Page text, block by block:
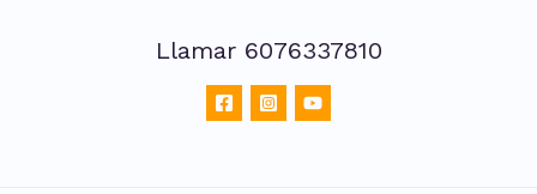
Llamar 6076337810